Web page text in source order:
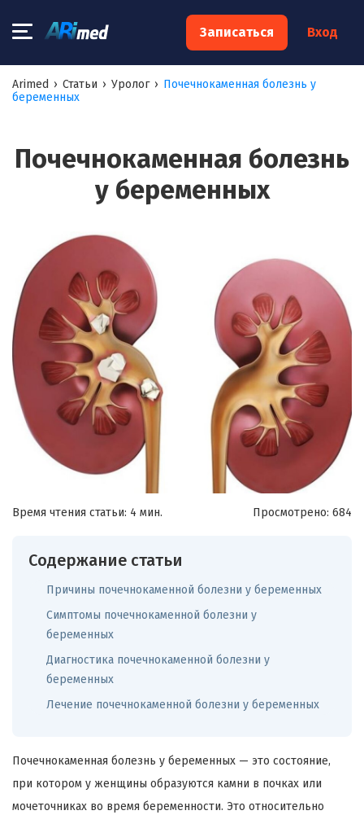
Записаться Вход
Arimed › Статьи › Уролог › Почечнокаменная болезнь у
беременных
Почечнокаменная болезнь
у беременных
Время чтения статьи: 4 мин. Просмотрено: 684
Содержание статьи
Причины почечнокаменной болезни у беременных
Симптомы почечнокаменной болезни у
беременных
Диагностика почечнокаменной болезни у
беременных
Лечение почечнокаменной болезни у беременных
Почечнокаменная болезнь у беременных — это состояние,
при котором у женщины образуются камни в почках или
мочеточниках во время беременности. Это относительно
×
Запишитесь на консультацию к
Ваш телефон:*
Ваш e-mail:*
Я согласен на обработку моих персональных данных